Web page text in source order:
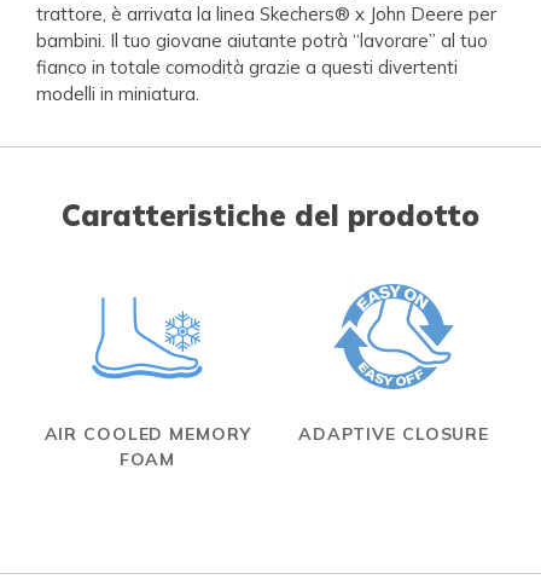
trattore, è arrivata la linea Skechers® x John Deere per
bambini. Il tuo giovane aiutante potrà “lavorare” al tuo
fianco in totale comodità grazie a questi divertenti
modelli in miniatura.
Caratteristiche del prodotto
AIR COOLED MEMORY
FOAM
ADAPTIVE CLOSURE